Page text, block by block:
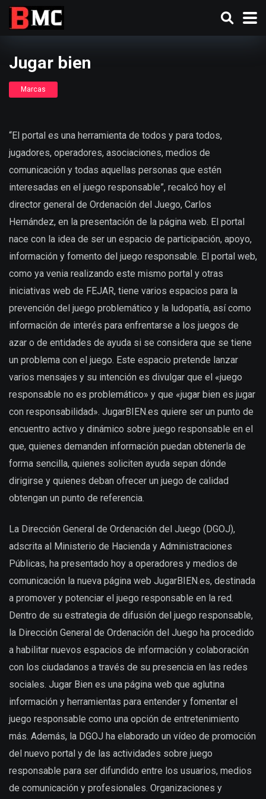
Jugar bien
Marcas
“El portal es una herramienta de todos y para todos,
jugadores, operadores, asociaciones, medios de
comunicación y todas aquellas personas que estén
interesadas en el juego responsable”, recalcó hoy el
director general de Ordenación del Juego, Carlos
Hernández, en la presentación de la página web. El portal
nace con la idea de ser un espacio de participación, apoyo,
información y fomento del juego responsable. El portal web,
como ya venia realizando este mismo portal y otras
iniciativas web de FEJAR, tiene varios espacios para la
prevención del juego problemático y la ludopatía, así como
información de interés para enfrentarse a los juegos de
azar o de entidades de ayuda si se considera que se tiene
un problema con el juego. Este espacio pretende lanzar
varios mensajes y su intención es divulgar que el «juego
responsable no es problemático» y que «jugar bien es jugar
con responsabilidad». JugarBIEN.es quiere ser un punto de
encuentro activo y dinámico sobre juego responsable en el
que, quienes demanden información puedan obtenerla de
forma sencilla, quienes soliciten ayuda sepan dónde
dirigirse y quienes deban ofrecer un juego de calidad
obtengan un punto de referencia.
La Dirección General de Ordenación del Juego (DGOJ),
adscrita al Ministerio de Hacienda y Administraciones
Públicas, ha presentado hoy a operadores y medios de
comunicación la nueva página web JugarBIEN.es, destinada
a promover y potenciar el juego responsable en la red.
Dentro de su estrategia de difusión del juego responsable,
la Dirección General de Ordenación del Juego ha procedido
a habilitar nuevos espacios de información y colaboración
con los ciudadanos a través de su presencia en las redes
sociales. Jugar Bien es una página web que aglutina
información y herramientas para entender y fomentar el
juego responsable como una opción de entretenimiento
más. Además, la DGOJ ha elaborado un vídeo de promoción
del nuevo portal y de las actividades sobre juego
responsable para ser difundido entre los usuarios, medios
de comunicación y profesionales. Organizaciones y